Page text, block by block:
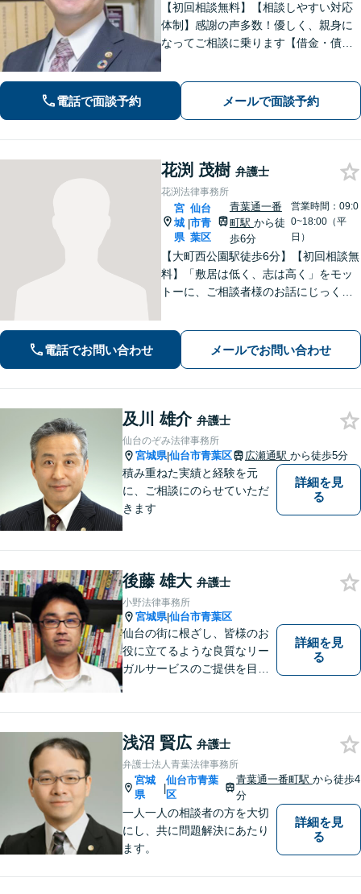
【初回相談無料】【相談しやすい対応
体制】感謝の声多数！優しく、親身に
なってご相談に乗ります【借金・債務
ートを【離婚問題】男性側からの相談
実績が豊富です【青葉通一番町駅4分】
電話で面談予約 メールで面談予約
花渕 茂樹 弁護士
花渕法律事務所
宮
城
県
|
仙台
市青
葉区
青葉通一番
町駅 から徒
歩6分
営業時間：09:0
0~18:00（平
日）
【大町西公園駅徒歩6分】【初回相談無
料】「敷居は低く、志は高く」をモッ
トーに、ご相談者様のお話にじっくり
と変え、未来を見据えて全力で伴走い
たします。【電話・メール・WEB相談
電話でお問い合わせ メールでお問い合わせ
及川 雄介 弁護士
仙台のぞみ法律事務所
宮城県|仙台市青葉区 広瀬通駅 から徒歩5分
積み重ねた実績と経験を元
に、ご相談にのらせていただ
きます
詳細を見
る
後藤 雄大 弁護士
小野法律事務所
宮城県|仙台市青葉区
仙台の街に根ざし、皆様のお
役に立てるような良質なリー
ガルサービスのご提供を目指
詳細を見
る
浅沼 賢広 弁護士
弁護士法人青葉法律事務所
宮城
県
|
仙台市青葉
区
青葉通一番町駅から徒歩4
分
一人一人の相談者の方を大切
にし、共に問題解決にあたり
ます。
詳細を見
る